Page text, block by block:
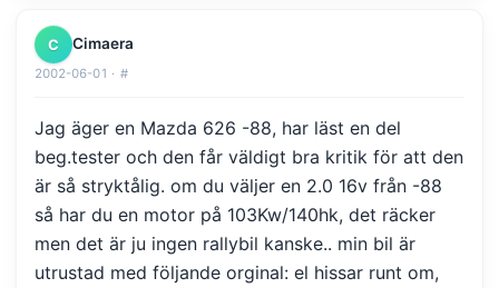
C Cimaera
2002-06-01 · #
Jag äger en Mazda 626 -88, har läst en del
beg.tester och den får väldigt bra kritik för att den
är så stryktålig. om du väljer en 2.0 16v från -88
så har du en motor på 103Kw/140hk, det räcker
men det är ju ingen rallybil kanske.. min bil är
utrustad med följande orginal: el hissar runt om,